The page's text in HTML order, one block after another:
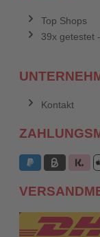
Top Shops
39x getestet
Kontakt